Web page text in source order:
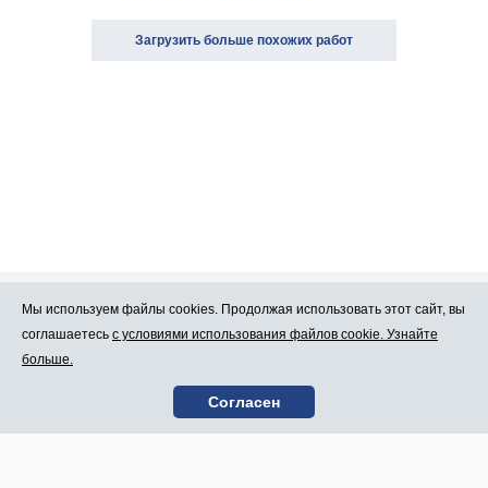
Загрузить больше похожих работ
Про Atlants.lv Реклама
Контакты
Условия
пользования
Мы используем файлы cookies. Продолжая использовать этот сайт, вы
соглашаетесь с условиями использования файлов cookie. Узнайте
больше.
Согласен